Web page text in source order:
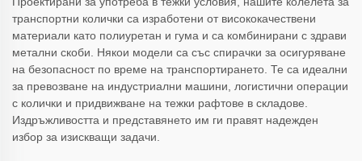
транспортни колички са изработени от висококачествени
материали като полиуретан и гума и са комбинирани с здрави
метални скоби. Някои модели са със спирачки за осигуряване
на безопасност по време на транспортирането. Те са идеални
за превозване на индустриални машини, логистични операции
с колички и придвижване на тежки рафтове в складове.
Издръжливостта и представянето им ги правят надежден
избор за изискващи задачи.